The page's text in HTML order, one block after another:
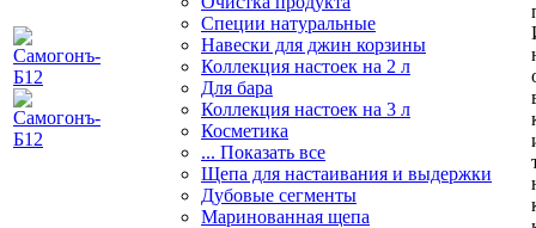
Специи натуральные
Навески для джин корзины
Коллекция настоек на 2 л
Для бара
Коллекция настоек на 3 л
Косметика
... Показать все
Щепа для настаивания и выдержки
Дубовые сегменты
Маринованная щепа